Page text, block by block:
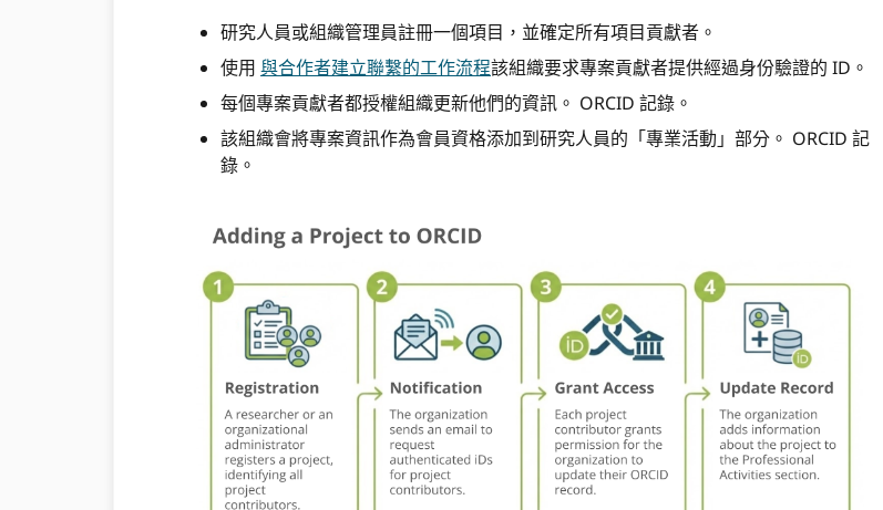
研究人員或組織管理員註冊一個項目，並確定所有項目貢獻者。
使用 與合作者建立聯繫的工作流程該組織要求專案貢獻者提供經過身份驗證的 ID。
每個專案貢獻者都授權組織更新他們的資訊。 ORCID 記錄。
該組織會將專案資訊作為會員資格添加到研究人員的「專業活動」部分。 ORCID 記
錄。